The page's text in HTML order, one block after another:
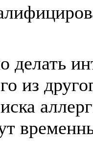
делать
из